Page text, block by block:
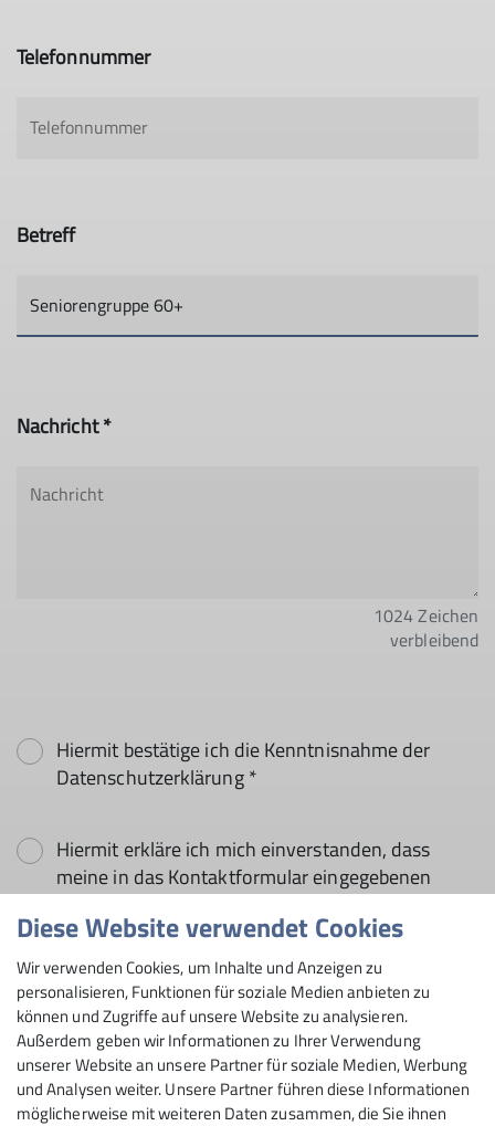
Telefonnummer
Betreff
Nachricht *
1024Zeichen
verbleibend
Hiermit bestätige ich die Kenntnisnahme der
Datenschutzerklärung *
Hiermit erkläre ich mich einverstanden, dass
meine in das Kontaktformular eingegebenen
Kontaktaufnahme verarbeitet und genutzt
werden. Mir ist bekannt, dass ich meine
Einwilligung jederzeit wiederrufen kann. *
Mit (*) markierte Felder
sind Pflichtfelder
Absenden
Diese Website verwendet Cookies
Wir verwenden Cookies, um Inhalte und Anzeigen zu
personalisieren, Funktionen für soziale Medien anbieten zu
können und Zugriffe auf unsere Website zu analysieren.
Außerdem geben wir Informationen zu Ihrer Verwendung
unserer Website an unsere Partner für soziale Medien, Werbung
und Analysen weiter. Unsere Partner führen diese Informationen
möglicherweise mit weiteren Daten zusammen, die Sie ihnen